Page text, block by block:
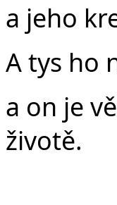
a jeho
A tys ho
a on je
životě.